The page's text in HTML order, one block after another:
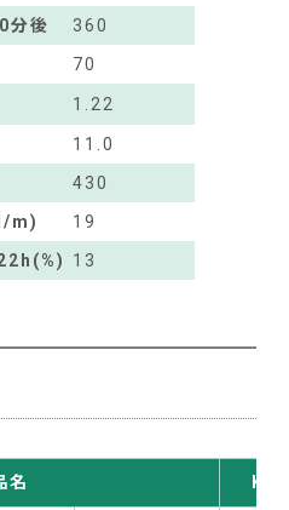
分後
360
70
1.22
11.0
430
m)
19
13
名